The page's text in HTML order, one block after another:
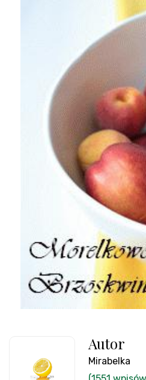
Autor
Mirabelka